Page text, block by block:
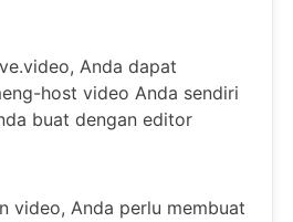
Anda dapat
host video Anda sendiri
buat dengan editor
video, Anda perlu membuat